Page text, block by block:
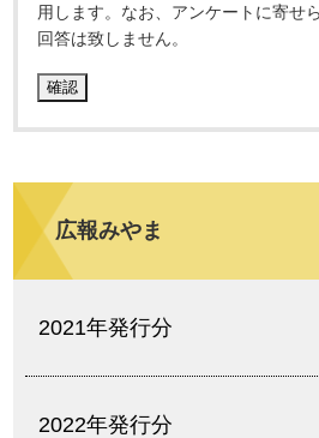
用します。なお、アンケートに寄せ
回答は致しません。
広報みやま
2021年発行分
2022年発行分